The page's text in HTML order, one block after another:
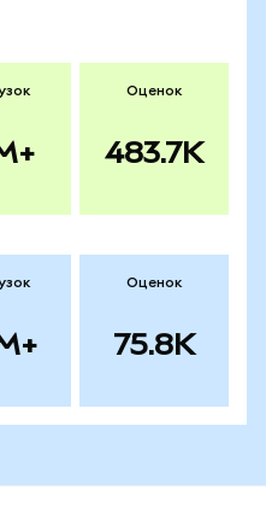
Оценок
483.7K
Оценок
75.8K